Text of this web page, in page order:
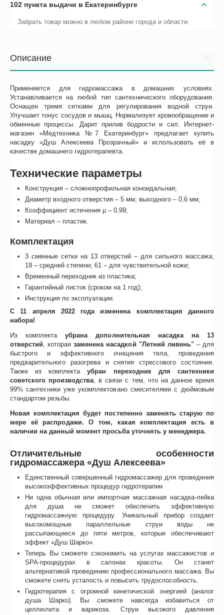
102 пункта выдачи в Екатеринбурге
Забрать товар можно в любом районе города и области.
Описание
Применяется для гидромассажа в домашних условиях.
Устанавливается на любой тип сантехнического оборудования.
Оснащен тремя сетками для регулирования водной струи.
Улучшает тонус сосудов и мышц. Нормализует кровообращение и
обменные процессы. Дарит прилив бодрости и сил. Интернет-
магазин «Медтехника №7 Екатеринбург» предлагает купить
насадку «Душ Алексеева Прозрачный» и использовать её в
качестве домашнего гидротерапевта.
Технические параметры
Конструкция – сложнопрофильная коноидальная;
Диаметр входного отверстия – 5 мм; выходного – 0,6 мм;
Коэффициент истечения µ – 0,99;
Материал – пластик.
Комплектация
3 сменные сетки на 13 отверстий – для сильного массажа;
19 – средней степени; 61 – для чувствительной кожи;
Временный переходник из пластика;
Гарантийный листок (сроком на 1 год);
Инструкция по эксплуатации.
С 11 апреля 2022 года изменена комплектация данного
набора!
Из комплектаубрана дополнительная насадка на 13
отверстий, котораязаменена насадкой "Летний ливень" – для
быстрого и эффективного очищения тела, проведения
предварительного разогрева и снятия стрессового состояния.
Также из комплектаубран переходник для сантехники
советского производства, в связи с тем, что на данное время
99% сантехники уже укомплектовано смесителями с дюймовым
стандартом резьбы.
Новая комплектация будет постепенно заменять старую по
мере её распродажи. О том, какая комплектация есть в
наличии на данный момент просьба уточнять у менеджера.
Отличительные особенности
гидромассажера «Душ Алексеева»
Единственный совершенный гидромассажер для проведения
высокоэффективных процедур гидротерапии
Ни одна обычная или импортная массажная насадка-лейка
для душа не сможет обеспечить эффективную
гидромассажную процедуру. Уникальный прибор создает
высокомощные параллельные струи воды не
рассыпающиеся до пяти метров, которые обеспечивают
эффект «Душ Шарко».
Теперь Вы сможете сэкономить на услугах массажистов и
SPA-процедурах в салонах красоты. Он станет
альтернативой проведению профессионального массажа. Вы
сможете снять усталость и повысить трудоспособность.
Гидротерапия с огромной кинетической энергией (аналог
душа Шарко). Вы сможете навсегда избавиться от
целлюлита и варикоза. Струи высокого давления